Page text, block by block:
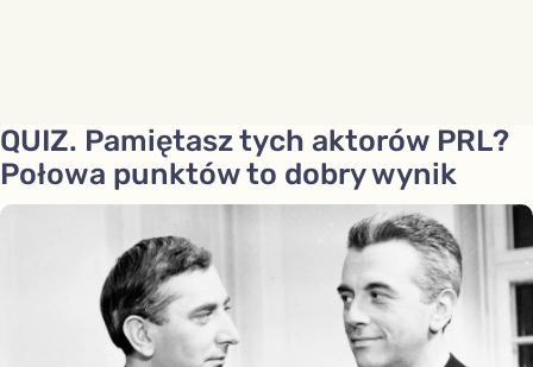
QUIZ. Pamiętasz tych aktorów PRL?
Połowa punktów to dobry wynik